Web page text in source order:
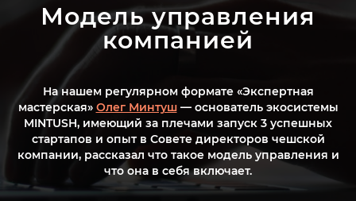
Модель управления
компанией
На нашем регулярном формате «Экспертная
мастерская» Олег Минтуш— основатель экосистемы
MINTUSH, имеющий за плечами запуск 3 успешных
стартапов и опыт в Совете директоров чешской
компании, рассказал что такое модель управления и
что она в себя включает.